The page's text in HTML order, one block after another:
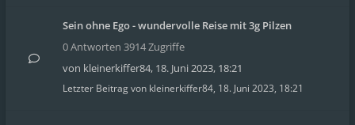
Sein ohne Ego - wundervolle Reise mit 3g Pilzen
0 Antworten 3914 Zugriffe
von kleinerkiffer84, 18. Juni 2023, 18:21
Letzter Beitrag von kleinerkiffer84, 18. Juni 2023, 18:21